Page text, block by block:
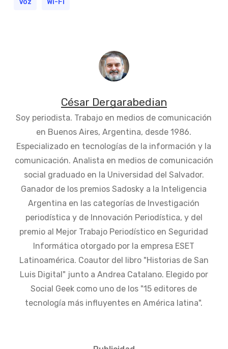
Voz Wi-Fi
César Dergarabedian
Soy periodista. Trabajo en medios de comunicación
en Buenos Aires, Argentina, desde 1986.
Especializado en tecnologías de la información y la
comunicación. Analista en medios de comunicación
social graduado en la Universidad del Salvador.
Ganador de los premios Sadosky a la Inteligencia
Argentina en las categorías de Investigación
periodística y de Innovación Periodística, y del
premio al Mejor Trabajo Periodístico en Seguridad
Informática otorgado por la empresa ESET
Latinoamérica. Coautor del libro "Historias de San
Luis Digital" junto a Andrea Catalano. Elegido por
Social Geek como uno de los "15 editores de
tecnología más influyentes en América latina".